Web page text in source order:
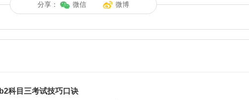
分享： 微信 微博
b2科目三考试技巧口诀